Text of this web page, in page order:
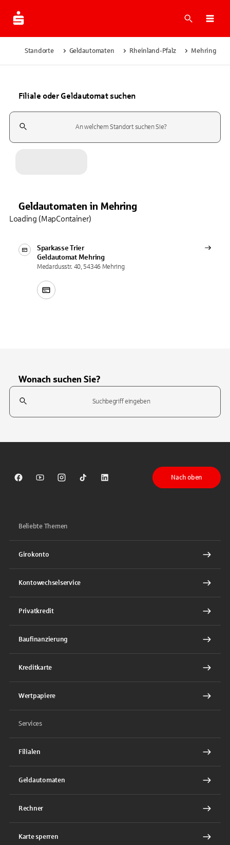
Suche
Standorte Geldautomaten Rheinland-Pfalz Mehring
Filiale oder Geldautomat suchen
Suchfeld
Geldautomaten in Mehring
Sparkasse Trier
Geldautomat Mehring
Medardusstr. 40, 54346 Mehring
Loading (MapContainer)
Wonach suchen Sie?
Suchfeld
Sparkasse auf Facebook
Sparkasse auf Youtube
Sparkasse auf Instagram
Sparkasse auf TikTok
Sparkasse auf LinkedIn
Nach oben
Beliebte Themen
Girokonto
Kontowechselservice
Privatkredit
Baufinanzierung
Kreditkarte
Wertpapiere
Services
Filialen
Geldautomaten
Rechner
Karte sperren